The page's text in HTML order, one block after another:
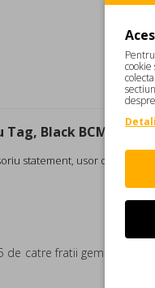
Black
statement, usor de
de catre fratii gemeni